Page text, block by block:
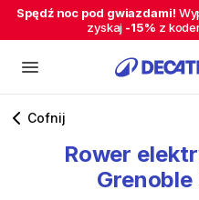
Spędź noc pod gwiazdami!
zyskaj -15% z
Cofnij
Rower
Grenoble